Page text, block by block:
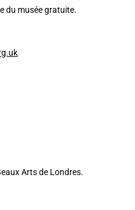
du musée gratuite.
Arts de Londres.